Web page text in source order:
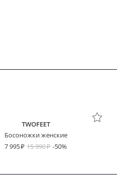
TWOFEET
Босоножки женские
7 995
15 990 -50%